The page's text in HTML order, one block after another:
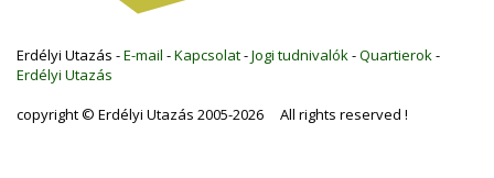
Erdélyi Utazás -E-mail -Kapcsolat-Jogi tudnivalók -Quartierok -
Erdélyi Utazás
copyright © Erdélyi Utazás 2005-2026 All rights reserved !